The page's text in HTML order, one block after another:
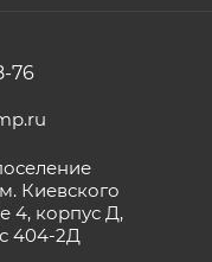
76
Киевского
4, корпус Д,
404-2Д